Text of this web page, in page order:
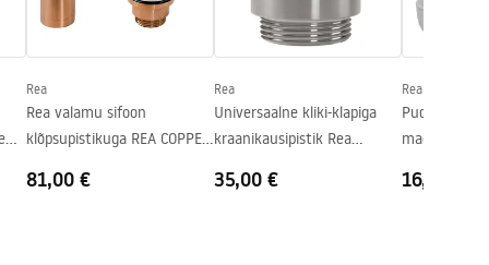
Rea
Rea valamu sifoon
klõpsupistikuga REA COPPER
81,00 €
Rea
Universaalne kliki-klapiga
kraanikausipistik Rea
35,00 €
Rea
Pudelisifoon
madal
16,00 €